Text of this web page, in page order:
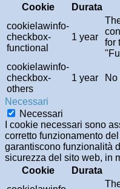
Cookie
Durata
cookielawinfo-
checkbox-
functional
1 year
for
cookielawinfo-
checkbox-
others
1 year No
Necessari
Necessari
I cookie necessari sono
corretto funzionamento
garantiscono funzionalità
sicurezza del sito web, in
Cookie
Durata